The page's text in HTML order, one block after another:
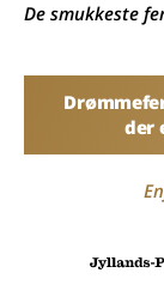
De smukkeste
der